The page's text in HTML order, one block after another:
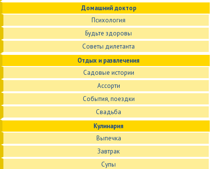
Домашний доктор
Психология
Будьте здоровы
Советы дилетанта
Отдых и развлечения
Садовые истории
Ассорти
События, поездки
Свадьба
Кулинария
Выпечка
Завтрак
Супы